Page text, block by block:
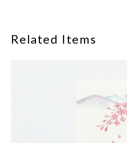
Related Items